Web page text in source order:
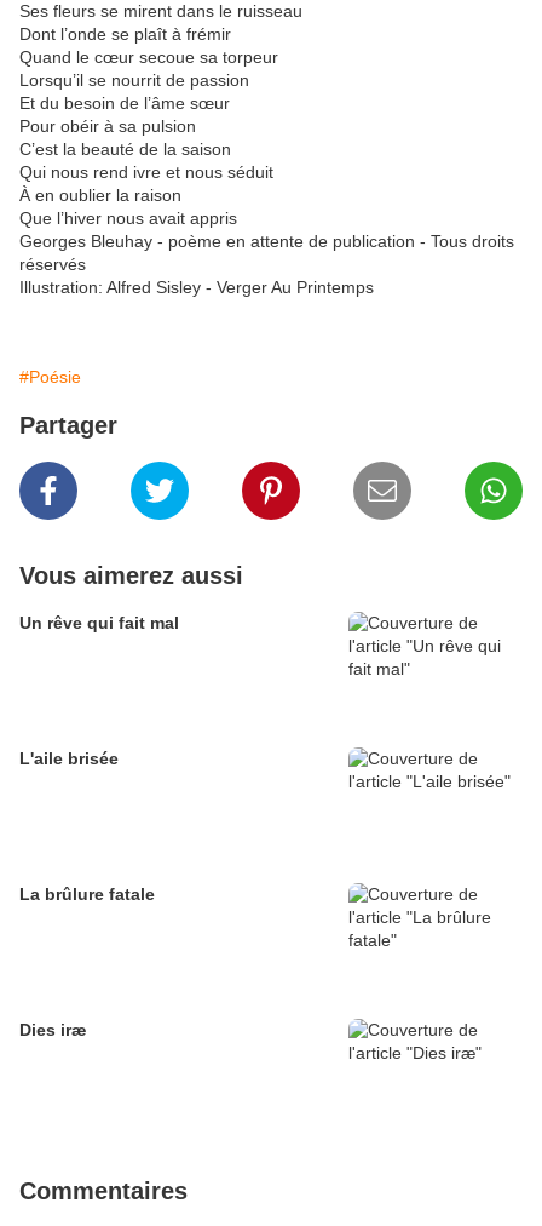
Ses fleurs se mirent dans le ruisseau
Dont l’onde se plaît à frémir
Quand le cœur secoue sa torpeur
Lorsqu’il se nourrit de passion
Et du besoin de l’âme sœur
Pour obéir à sa pulsion
C’est la beauté de la saison
Qui nous rend ivre et nous séduit
À en oublier la raison
Que l’hiver nous avait appris
Georges Bleuhay - poème en attente de publication - Tous droits
réservés
Illustration: Alfred Sisley - Verger Au Printemps
#Poésie
Partager
Vous aimerez aussi
Un rêve qui fait mal
L'aile brisée
La brûlure fatale
Dies iræ
Commentaires